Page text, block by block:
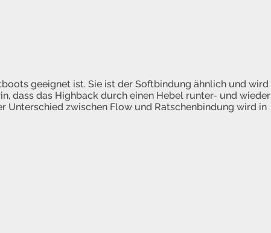
geeignet ist. Sie ist der Softbindung ähnlich und wird
dass das Highback durch einen Hebel runter- und wieder
Unterschied zwischen Flow und Ratschenbindung wird in